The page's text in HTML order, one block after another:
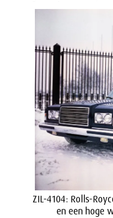
ZIL-4104: Rolls-
en een hoge